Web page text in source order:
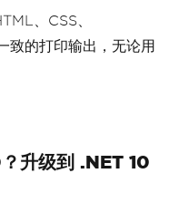
、CSS、
的打印输出，无论用
升级到 .NET 10